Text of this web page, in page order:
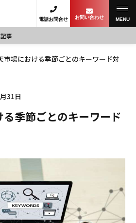
電話お問合せ お問い合わせ MENU
事
市場における季節ごとのキーワード対
31日
季節ごとのキーワード